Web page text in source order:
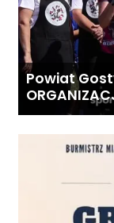
Powiat
o środki z
terenu!